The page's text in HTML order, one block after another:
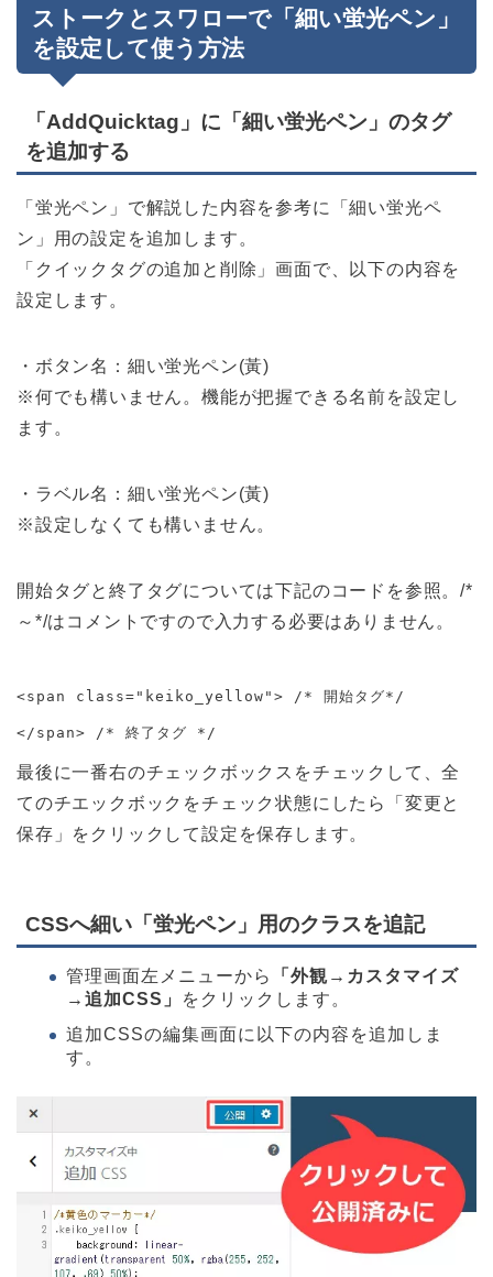
ストークとスワローで「細い蛍光ペン」
を設定して使う方法
「AddQuicktag」に「細い蛍光ペン」のタグ
を追加する
「蛍光ペン」で解説した内容を参考に「細い蛍光ペ
ン」用の設定を追加します。
「クイックタグの追加と削除」画面で、以下の内容を
設定します。
・ボタン名：細い蛍光ペン(黃)
※何でも構いません。機能が把握できる名前を設定し
ます。
・ラベル名：細い蛍光ペン(黃)
※設定しなくても構いません。
開始タグと終了タグについては下記のコードを参照。/*
～*/はコメントですので入力する必要はありません。
<span class="keiko_yellow"> /* 開始タグ*/
</span> /* 終了タグ */
最後に一番右のチェックボックスをチェックして、全
てのチエックボックをチェック状態にしたら「変更と
保存」をクリックして設定を保存します。
CSSへ細い「蛍光ペン」用のクラスを追記
管理画面左メニューから
「外観→カスタマイズ
→追加CSS」
をクリックします。
追加CSSの編集画面に以下の内容を追加しま
す。